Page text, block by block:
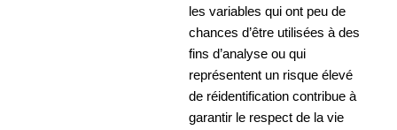
les variables qui ont peu de
chances d’être utilisées à des
fins d’analyse ou qui
représentent un risque élevé
de réidentification contribue à
garantir le respect de la vie